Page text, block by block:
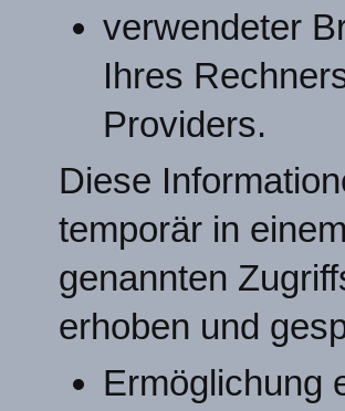
verwendeter
Ihres
Providers.
Diese
temporär in
genannten
erhoben und
Ermöglichung